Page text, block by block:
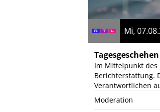
Mi,
Tagesgeschehen
Im Mittelpunkt des
Berichterstattung.
Verantwortlichen
Moderation